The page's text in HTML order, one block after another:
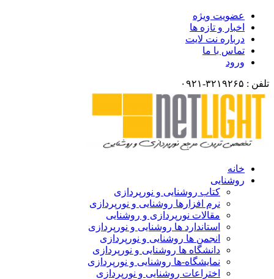
ویژه
و تازه ها
نت لایت
با ما
کتاب روشنایی و نورپردازی
نرم افزارها روشنایی و نورپردازی
مقالات نورپردازی و روشنایی
استاندارد ها روشنایی و نورپردازی
انجمن ها روشنایی و نورپردازی
دانشگاه ها روشنایی و نورپردازی
نمایشگاه-ها روشنایی و نورپردازی
اختراعات روشنایی و نورپردازی